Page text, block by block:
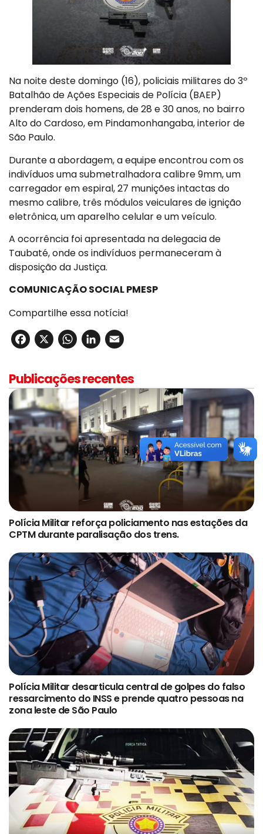
Na noite deste domingo (16), policiais militares do 3º
Batalhão de Ações Especiais de Polícia (BAEP)
prenderam dois homens, de 28 e 30 anos, no bairro
Alto do Cardoso, em Pindamonhangaba, interior de
São Paulo.
Durante a abordagem, a equipe encontrou com os
indivíduos uma submetralhadora calibre 9mm, um
carregador em espiral, 27 munições intactas do
mesmo calibre, três módulos veiculares de ignição
eletrônica, um aparelho celular e um veículo.
A ocorrência foi apresentada na delegacia de
Taubaté, onde os indivíduos permaneceram à
disposição da Justiça.
COMUNICAÇÃO SOCIAL PMESP
Compartilhe essa notícia!
Facebook
X WhatsApp
LinkedIn
Publicações recentes
Polícia Militar reforça policiamento nas estações da
CPTM durante paralisação dos trens.
Polícia Militar desarticula central de golpes do falso
ressarcimento do INSS e prende quatro pessoas na
zona leste de São Paulo